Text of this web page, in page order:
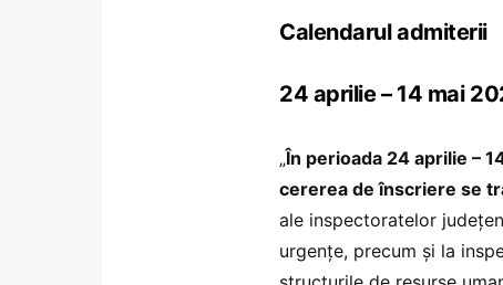
Calendarul admiterii
24 aprilie – 14 mai
„În perioada 24 aprilie –
cererea de înscriere se
ale inspectoratelor
urgențe, precum și la